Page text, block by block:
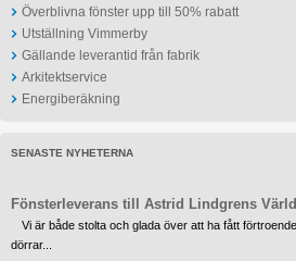
Överblivna fönster upp till 50% rabatt
Utställning Vimmerby
Gällande leverantid från fabrik
Arkitektservice
Energiberäkning
SENASTE NYHETERNA
Fönsterleverans till Astrid Lindgrens Värld
Vi är både stolta och glada över att ha fått
dörrar...